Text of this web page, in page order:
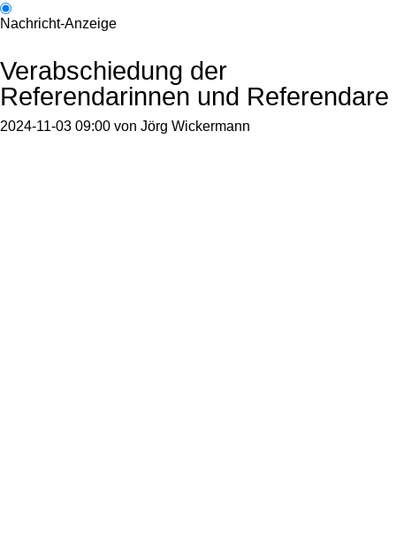
Nachricht-Anzeige
Verabschiedung der
Referendarinnen und Referendare
2024-11-03 09:00 von Jörg Wickermann